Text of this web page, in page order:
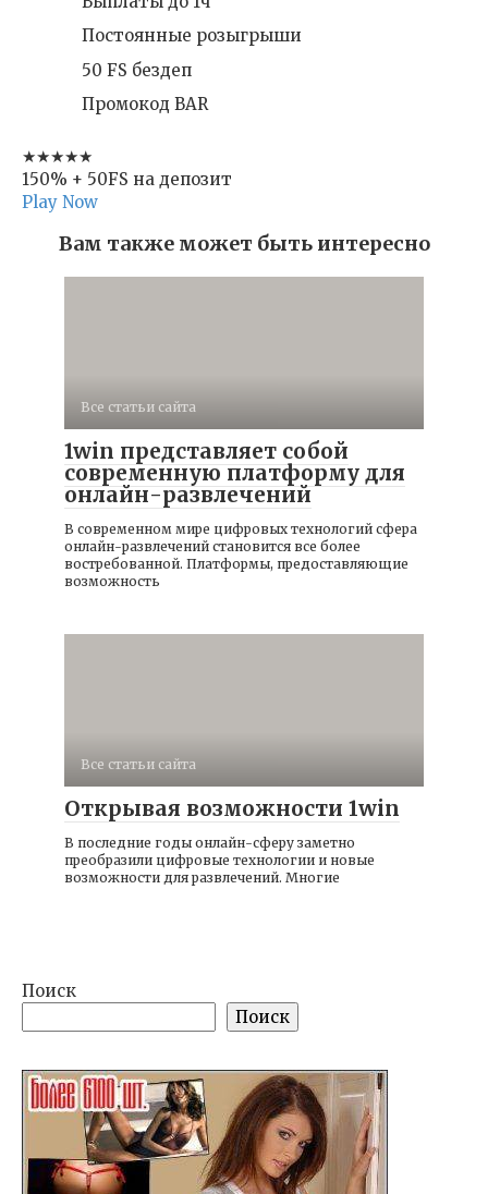
Постоянные розыгрыши
50 FS бездеп
Промокод BAR
★★★★★
150% + 50FS на депозит
Play Now
Вам также может быть интересно
Все статьи сайта
1win представляет собой
современную платформу для
онлайн-развлечений
В современном мире цифровых технологий сфера
онлайн-развлечений становится все более
востребованной. Платформы, предоставляющие
возможность
Все статьи сайта
Открывая возможности 1win
В последние годы онлайн-сферу заметно
преобразили цифровые технологии и новые
возможности для развлечений. Многие
Поиск
Поиск